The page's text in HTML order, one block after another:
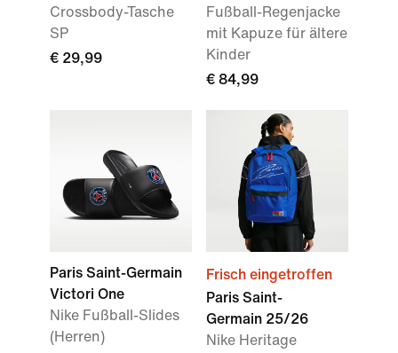
Crossbody-Tasche
SP
€ 29,99
Fußball-Regenjacke
mit Kapuze für ältere
Kinder
€ 84,99
Paris Saint-Germain
Victori One
Nike Fußball-Slides
(Herren)
Frisch eingetroffen
Paris Saint-
Germain 25/26
Nike Heritage